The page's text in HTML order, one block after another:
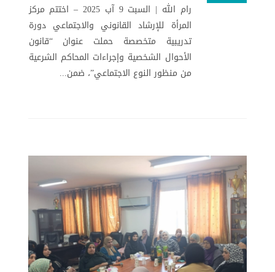
رام الله | السبت 9 آب 2025 – اختتم مركز
المرأة للإرشاد القانوني والاجتماعي دورة
تدريبية متخصصة حملت عنوان “قانون
الأحوال الشخصية وإجراءات المحاكم الشرعية
من منظور النوع الاجتماعي”، ضمن...